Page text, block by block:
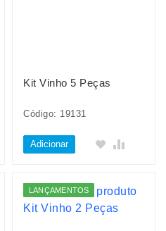
Kit Vinho 5 Peças
Código: 19131
Adicionar
LANÇAMENTOS